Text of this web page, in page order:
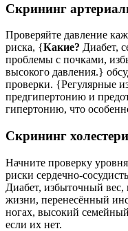
Скрининг
Проверяйте давление
риска, {Какие? Диабет,
проблемы с почками,
высокого давления.}
проверки. {Регулярные
предгипертонию и
гипертонию, что
Скрининг
Начните проверку уровня
риски сердечно-
Диабет, избыточный
жизни, перенесённый
ногах, высокий
если их нет.